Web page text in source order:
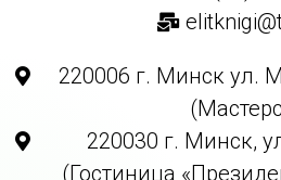
220006 г. Минск ул.
220030 г. Минск,
(Гостиница